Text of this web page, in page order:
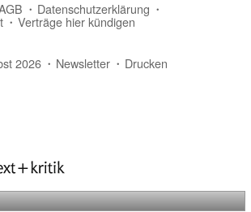
Datenschutzerklärung
Verträge hier kündigen
2026 Newsletter Drucken